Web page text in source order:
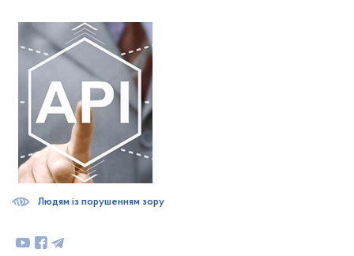
Людям із порушенням зору